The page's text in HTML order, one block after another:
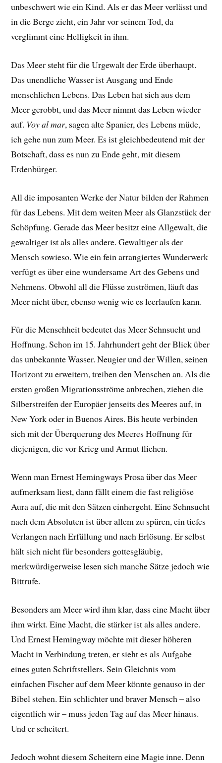
unbeschwert wie ein Kind. Als er das Meer verlässt und
in die Berge zieht, ein Jahr vor seinem Tod, da
verglimmt eine Helligkeit in ihm.
Das Meer steht für die Urgewalt der Erde überhaupt.
Das unendliche Wasser ist Ausgang und Ende
menschlichen Lebens. Das Leben hat sich aus dem
Meer gerobbt, und das Meer nimmt das Leben wieder
auf. Voy al mar, sagen alte Spanier, des Lebens müde,
ich gehe nun zum Meer. Es ist gleichbedeutend mit der
Botschaft, dass es nun zu Ende geht, mit diesem
Erdenbürger.
All die imposanten Werke der Natur bilden der Rahmen
für das Lebens. Mit dem weiten Meer als Glanzstück der
Schöpfung. Gerade das Meer besitzt eine Allgewalt, die
gewaltiger ist als alles andere. Gewaltiger als der
Mensch sowieso. Wie ein fein arrangiertes Wunderwerk
verfügt es über eine wundersame Art des Gebens und
Nehmens. Obwohl all die Flüsse zuströmen, läuft das
Meer nicht über, ebenso wenig wie es leerlaufen kann.
Für die Menschheit bedeutet das Meer Sehnsucht und
Hoffnung. Schon im 15. Jahrhundert geht der Blick über
das unbekannte Wasser. Neugier und der Willen, seinen
Horizont zu erweitern, treiben den Menschen an. Als die
ersten großen Migrationsströme anbrechen, ziehen die
Silberstreifen der Europäer jenseits des Meeres auf, in
New York oder in Buenos Aires. Bis heute verbinden
sich mit der Überquerung des Meeres Hoffnung für
diejenigen, die vor Krieg und Armut fliehen.
Wenn man Ernest Hemingways Prosa über das Meer
aufmerksam liest, dann fällt einem die fast religiöse
Aura auf, die mit den Sätzen einhergeht. Eine Sehnsucht
nach dem Absoluten ist über allem zu spüren, ein tiefes
Verlangen nach Erfüllung und nach Erlösung. Er selbst
hält sich nicht für besonders gottesgläubig,
merkwürdigerweise lesen sich manche Sätze jedoch wie
Bittrufe.
Besonders am Meer wird ihm klar, dass eine Macht über
ihm wirkt. Eine Macht, die stärker ist als alles andere.
Und Ernest Hemingway möchte mit dieser höheren
Macht in Verbindung treten, er sieht es als Aufgabe
eines guten Schriftstellers. Sein Gleichnis vom
einfachen Fischer auf dem Meer könnte genauso in der
Bibel stehen. Ein schlichter und braver Mensch – also
eigentlich wir – muss jeden Tag auf das Meer hinaus.
Und er scheitert.
Jedoch wohnt diesem Scheitern eine Magie inne. Denn